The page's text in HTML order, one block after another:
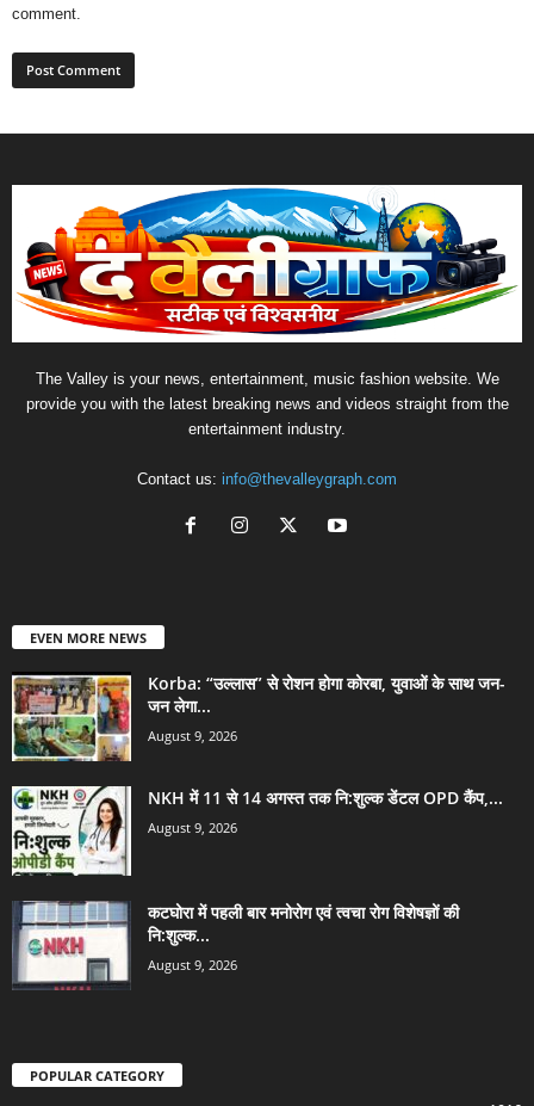
comment.
The Valley is your news, entertainment, music fashion website. We
provide you with the latest breaking news and videos straight from the
entertainment industry.
Contact us: info@thevalleygraph.com
EVEN MORE NEWS
Korba: “उल्लास” से रोशन होगा कोरबा, युवाओं के साथ जन-
जन लेगा...
August 9, 2026
NKH में 11 से 14 अगस्त तक नि:शुल्क डेंटल OPD कैंप,...
August 9, 2026
कटघोरा में पहली बार मनोरोग एवं त्वचा रोग विशेषज्ञों की
नि:शुल्क...
August 9, 2026
POPULAR CATEGORY